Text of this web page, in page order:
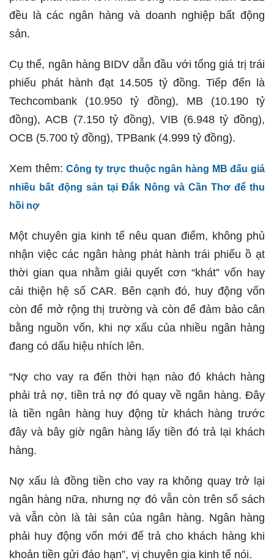
đều là các ngân hàng và doanh nghiệp bất động
sản.
Cụ thể, ngân hàng BIDV dẫn đầu với tổng giá trị trái
phiếu phát hành đạt 14.505 tỷ đồng. Tiếp đến là
Techcombank (10.950 tỷ đồng), MB (10.190 tỷ
đồng), ACB (7.150 tỷ đồng), VIB (6.948 tỷ đồng),
OCB (5.700 tỷ đồng), TPBank (4.999 tỷ đồng).
Xem thêm:Công ty trực thuộc ngân hàng MB đấu giá
nhiều bất động sản tại Đắk Nông và Cần Thơ để thu
hồi nợ
Một chuyên gia kinh tế nêu quan điểm, không phủ
nhận việc các ngân hàng phát hành trái phiếu ồ ạt
thời gian qua nhằm giải quyết cơn “khát” vốn hay
cải thiện hệ số CAR. Bên cạnh đó, huy động vốn
còn để mở rộng thị trường và còn để đảm bảo cân
bằng nguồn vốn, khi nợ xấu của nhiều ngân hàng
đang có dấu hiệu nhích lên.
“Nợ cho vay ra đến thời hạn nào đó khách hàng
phải trả nợ, tiền trả nợ đó quay về ngân hàng. Đây
là tiền ngân hàng huy động từ khách hàng trước
đây và bây giờ ngân hàng lấy tiền đó trả lại khách
hàng.
Nợ xấu là đồng tiền cho vay ra không quay trở lại
ngân hàng nữa, nhưng nợ đó vẫn còn trên sổ sách
và vẫn còn là tài sản của ngân hàng. Ngân hàng
phải huy động vốn mới để trả cho khách hàng khi
khoản tiền gửi đáo hạn”, vị chuyên gia kinh tế nói.